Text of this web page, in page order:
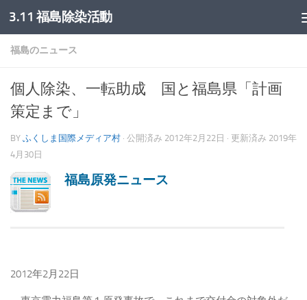
コンテンツへスキップ
3.11 福島除染活動
福島のニュース
個人除染、一転助成 国と福島県「計画
策定まで」
BY ふくしま国際メディア村 · 公開済み 2012年2月22日 · 更新済み 2019年
4月30日
福島原発ニュース
2012年2月22日